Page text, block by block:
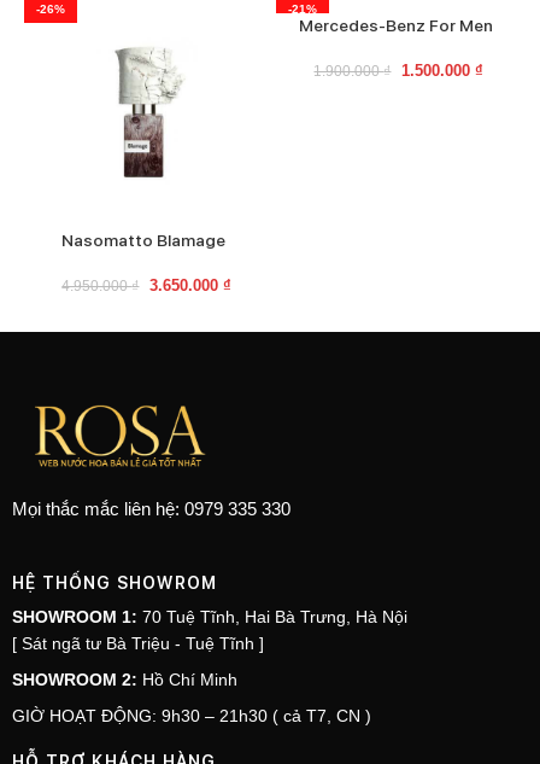
-26%
Nasomatto Blamage
4.950.000₫ 3.650.000₫
-21%
Mercedes-Benz For Men
1.900.000₫ 1.500.000₫
Mọi thắc mắc liên hệ: 0979 335 330
HỆ THỐNG SHOWROM
SHOWROOM 1: 70 Tuệ Tĩnh, Hai Bà Trưng, Hà Nội
[ Sát ngã tư Bà Triệu - Tuệ Tĩnh ]
SHOWROOM 2: Hồ Chí Minh
GIỜ HOẠT ĐỘNG: 9h30 – 21h30 ( cả T7, CN )